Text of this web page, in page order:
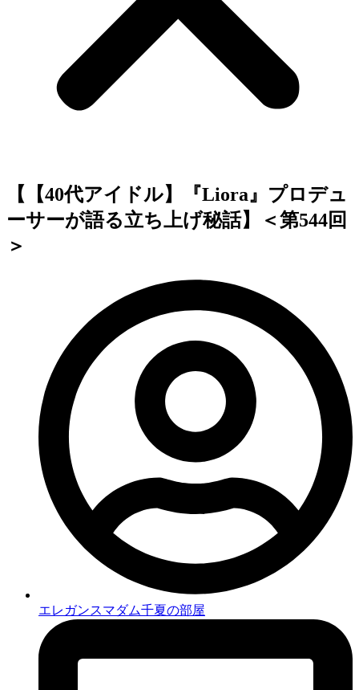
【【40代アイドル】『Liora』プロデュ
ーサーが語る立ち上げ秘話】＜第544回
＞
エレガンスマダム千夏の部屋